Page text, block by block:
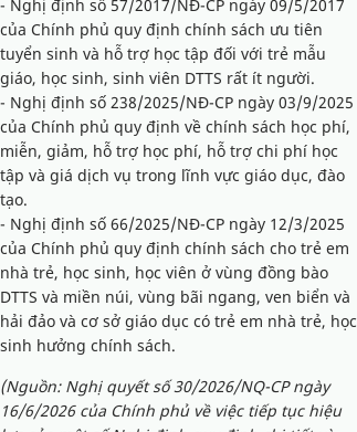
- Nghị định số 57/2017/NĐ-CP ngày 09/5/2017
của Chính phủ quy định chính sách ưu tiên
tuyển sinh và hỗ trợ học tập đối với trẻ mẫu
giáo, học sinh, sinh viên DTTS rất ít người.
- Nghị định số 238/2025/NĐ-CP ngày 03/9/2025
của Chính phủ quy định về chính sách học phí,
miễn, giảm, hỗ trợ học phí, hỗ trợ chi phí học
tập và giá dịch vụ trong lĩnh vực giáo dục, đào
tạo.
- Nghị định số 66/2025/NĐ-CP ngày 12/3/2025
của Chính phủ quy định chính sách cho trẻ em
nhà trẻ, học sinh, học viên ở vùng đồng bào
DTTS và miền núi, vùng bãi ngang, ven biển và
hải đảo và cơ sở giáo dục có trẻ em nhà trẻ, học
sinh hưởng chính sách.
(Nguồn: Nghị quyết số 30/2026/NQ-CP ngày
16/6/2026 của Chính phủ về việc tiếp tục hiệu